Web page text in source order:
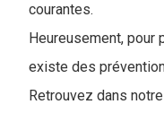
courantes.
Heureusement, pour
existe des
Retrouvez dans